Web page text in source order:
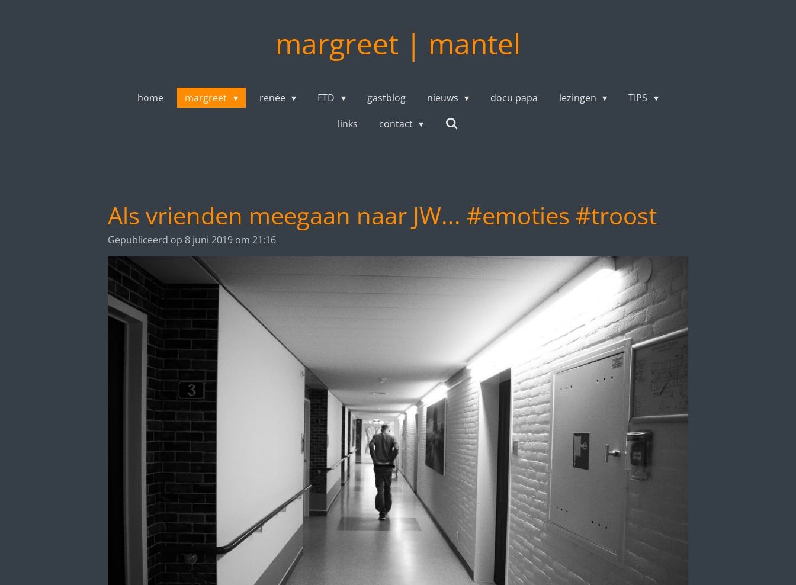
margreet | mantel
home margreet renée FTD gastblog nieuws docu papa lezingen
TIPS
links
contact
Als vrienden meegaan naar JW... #emoties #troost
Gepubliceerd op 8 juni 2019 om 21:16